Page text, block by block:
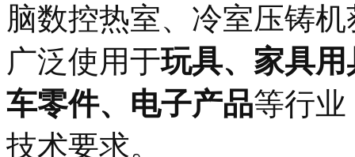
脑数控热室、冷室压铸
广泛使用于玩具、家具
车零件、电子产品等行
技术要求。